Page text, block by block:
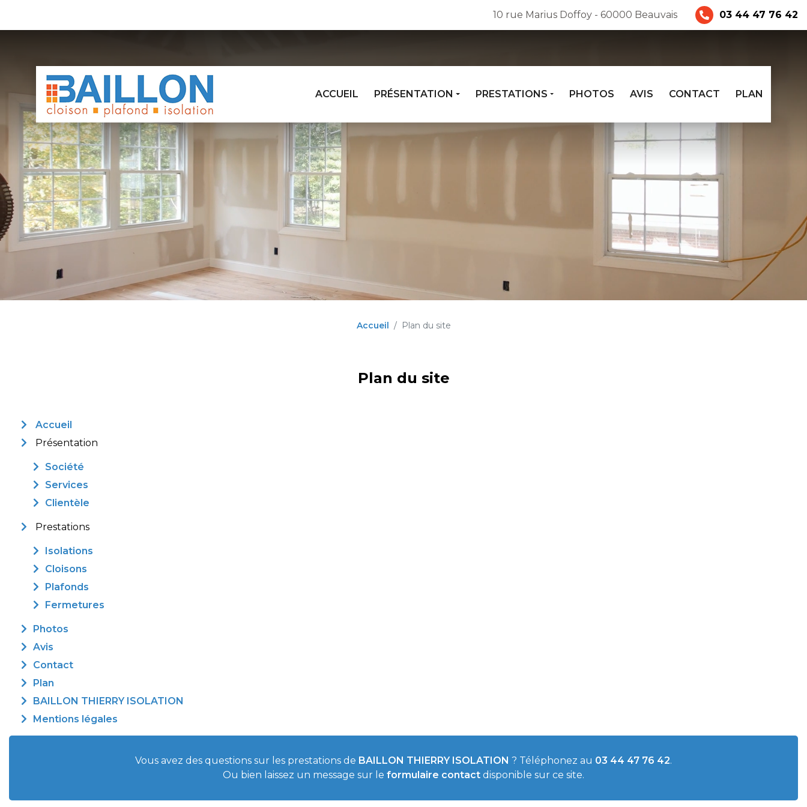
10 rue Marius Doffoy - 60000 Beauvais 03 44 47 76 42
ACCUEIL PRÉSENTATION PRESTATIONS PHOTOS AVIS CONTACT PLAN
Accueil Plan du site
Plan du site
Accueil
Présentation
Société
Services
Clientèle
Prestations
Isolations
Cloisons
Plafonds
Fermetures
Photos
Avis
Contact
Plan
BAILLON THIERRY ISOLATION
Mentions légales
Vous avez des questions sur les prestations de BAILLON THIERRY ISOLATION ? Téléphonez au 03 44 47 76 42.
Ou bien laissez un message sur le formulaire contact disponible sur ce site.